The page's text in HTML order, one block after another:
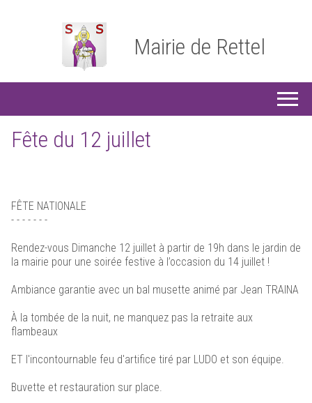
Mairie de Rettel
Fête du 12 juillet
FÊTE NATIONALE
- - - - - - -
Rendez-vous Dimanche 12 juillet à partir de 19h dans le jardin de
la mairie pour une soirée festive à l’occasion du 14 juillet !
Ambiance garantie avec un bal musette animé par Jean TRAINA
À la tombée de la nuit, ne manquez pas la retraite aux
flambeaux
ET l'incontournable feu d'artifice tiré par LUDO et son équipe.
Buvette et restauration sur place.